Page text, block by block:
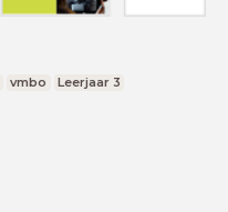
vmbo Leerjaar 3